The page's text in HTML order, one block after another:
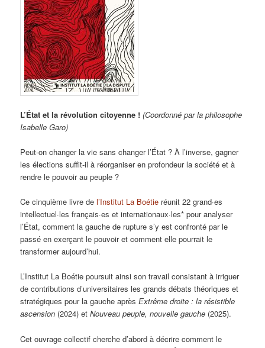
L’État et la révolution citoyenne !(Coordonné par la philosophe
Isabelle Garo)
Peut-on changer la vie sans changer l’État ? À l’inverse, gagner
les élections suffit-il à réorganiser en profondeur la société et à
rendre le pouvoir au peuple ?
Ce cinquième livre del’Institut La Boétie réunit 22 grand·es
intellectuel·les français·es et internationaux·les* pour analyser
l’État, comment la gauche de rupture s’y est confronté par le
passé en exerçant le pouvoir et comment elle pourrait le
transformer aujourd’hui.
L’Institut La Boétie poursuit ainsi son travail consistant à irriguer
de contributions d’universitaires les grands débats théoriques et
stratégiques pour la gauche aprèsExtrême droite : la résistible
ascension (2024) etNouveau peuple, nouvelle gauche (2025).
Cet ouvrage collectif cherche d’abord à décrire comment le